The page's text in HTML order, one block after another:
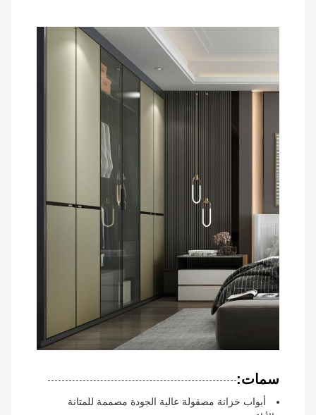
سمات:
أبواب خزانة مصقولة عالية الجودة مصممة للمتانة